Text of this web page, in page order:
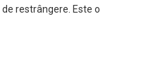
restrângere. Este o